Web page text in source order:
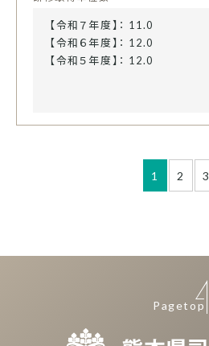
【令和７年度】： 11.0
【令和６年度】： 12.0
【令和５年度】： 12.0
1 2 3
Pagetop